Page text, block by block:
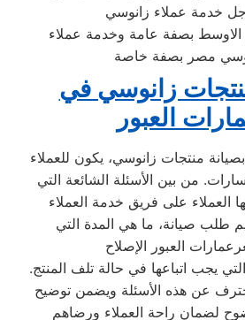
خدمة عملاء زانوسي
بصفة عامة وخدمة عملاء
مصر بصفة خاصة
زانوسي في
العبور
منتجات زانوسي، يكون للعملاء
من بين الأسئلة الشائعة التي
العملاء على فريق خدمة العملاء
طلب صيانة، ما هي المدة التي
يجب اتباعها في حالة تلف المنتج.
عن هذه الأسئلة ويضمن توضيح